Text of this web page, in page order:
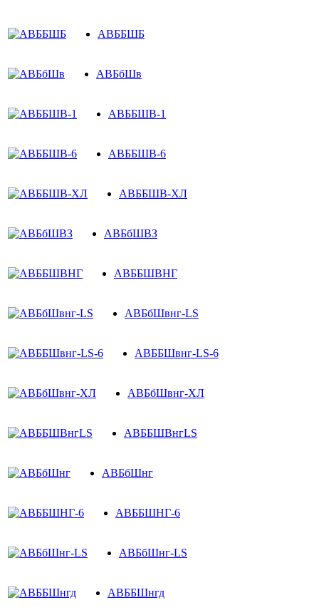
АВББШБ
АВБбШв
АВББШВ-1
АВББШВ-6
АВББШВ-ХЛ
АВБбШВЗ
АВББШВНГ
АВБбШвнг-LS
АВББШвнг-LS-6
АВБбШвнг-ХЛ
АВББШВнгLS
АВБбШнг
АВББШНГ-6
АВБбШнг-LS
АВББШнгд